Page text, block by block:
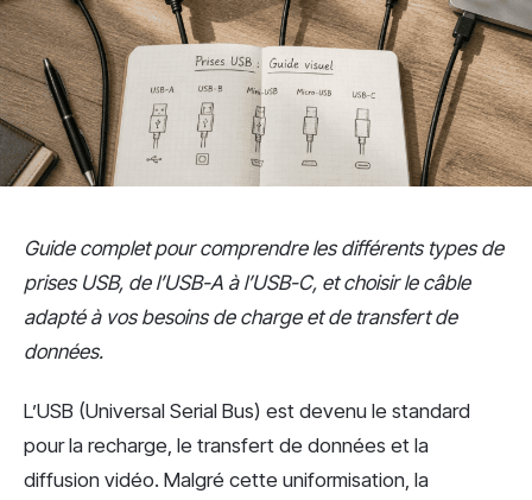
Guide complet pour comprendre les différents types de
prises USB, de l’USB-A à l’USB-C, et choisir le câble
adapté à vos besoins de charge et de transfert de
données.
L’USB (Universal Serial Bus) est devenu le standard
pour la recharge, le transfert de données et la
diffusion vidéo. Malgré cette uniformisation, la